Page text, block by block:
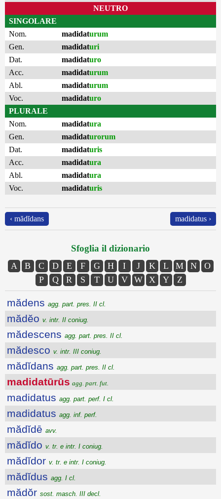
NEUTRO
SINGOLARE
Nom.
madidaturum
Gen.
madidaturi
Dat.
madidaturo
Acc.
madidaturum
Abl.
madidaturum
Voc.
madidaturo
PLURALE
Nom.
madidatura
Gen.
madidaturorum
Dat.
madidaturis
Acc.
madidatura
Abl.
madidatura
Voc.
madidaturis
‹ mădĭdans madidatus ›
Sfoglia il dizionario
A B C D E F G H I J K L M N
O
P
Q R S T U V W X Y Z
mădens agg. part. pres. II cl.
mădĕo v. intr. II coniug.
mădescens agg. part. pres. II cl.
mădesco v. intr. III coniug.
mădĭdans agg. part. pres. II cl.
madidatūrūs agg. part. fut.
madidatus agg. part. perf. I cl.
madidatus agg. inf. perf.
mădĭdē avv.
mădĭdo v. tr. e intr. I coniug.
mădĭdor v. tr. e intr. I coniug.
mădĭdus agg. I cl.
mădŏr sost. masch. III decl.